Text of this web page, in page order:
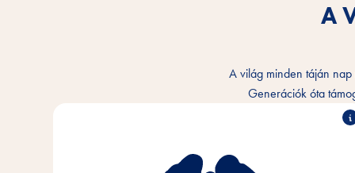
A
A világ minden táján nap
Generációk óta
bensőséges köteléket, és szeretnénk ezt a